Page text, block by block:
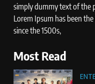
simply dummy text of the
Lorem Ipsum has been
since the 1500s,
Most Read